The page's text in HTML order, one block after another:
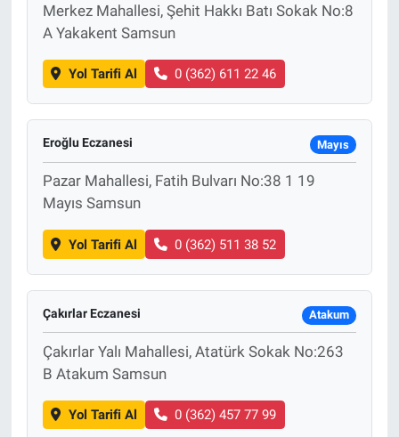
Merkez Mahallesi, Şehit Hakkı Batı Sokak No:8
A Yakakent Samsun
Yol Tarifi Al 0 (362) 611 22 46
Eroğlu Eczanesi Mayıs
Pazar Mahallesi, Fatih Bulvarı No:38 1 19
Mayıs Samsun
Yol Tarifi Al 0 (362) 511 38 52
Çakırlar Eczanesi Atakum
Çakırlar Yalı Mahallesi, Atatürk Sokak No:263
B Atakum Samsun
Yol Tarifi Al 0 (362) 457 77 99